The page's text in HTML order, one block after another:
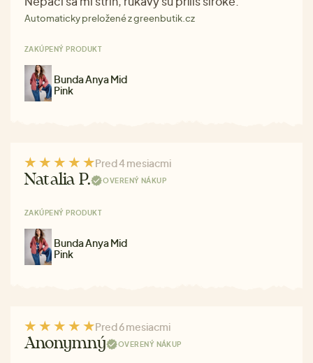
Automaticky preložené z greenbutik.cz
ZAKÚPENÝ PRODUKT
Bunda Anya Mid
Pink
Pred 4 mesiacmi
Natalia P. OVERENÝ NÁKUP
ZAKÚPENÝ PRODUKT
Bunda Anya Mid
Pink
Pred 6 mesiacmi
Anonymný OVERENÝ NÁKUP